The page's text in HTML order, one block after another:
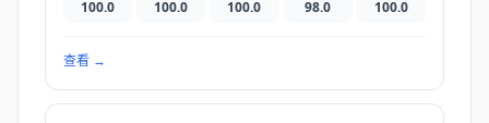
100.0 100.0 100.0 98.0 100.0
查看 →